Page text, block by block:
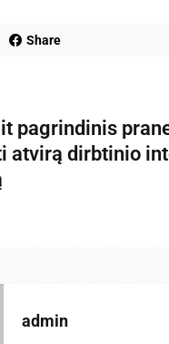
Share
pagrindinis
atvirą dirbtinio
admin